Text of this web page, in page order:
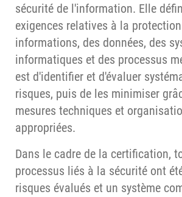
sécurité de l'information. Elle
exigences relatives à la
informations, des données, des
informatiques et des processus
est d'identifier et d'évaluer
risques, puis de les minimiser
mesures techniques et
appropriées.
Dans le cadre de la certification,
processus liés à la sécurité ont
risques évalués et un système